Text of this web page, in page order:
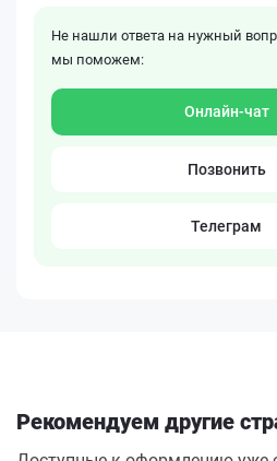
Не нашли ответа на нужный
мы поможем:
Онлайн-чат
Позвонить
Телеграм
Рекомендуем другие